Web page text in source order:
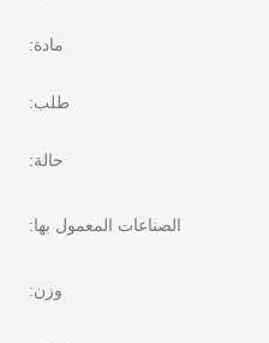
مادة:
طلب:
حالة:
الصناعات المعمول بها:
وزن: